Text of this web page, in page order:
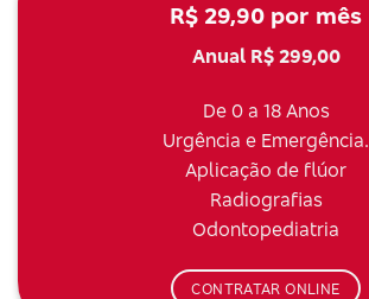
R$ 29,90 por mês
Anual R$ 299,00
De 0 a 18 Anos
Urgência e Emergência.
Aplicação de flúor
Radiografias
Odontopediatria
CONTRATAR ONLINE